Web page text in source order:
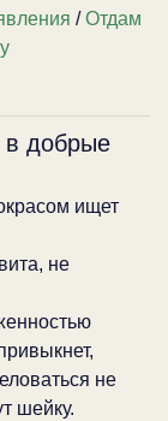
/Отдам
в добрые
ищет
не
не
шейку.